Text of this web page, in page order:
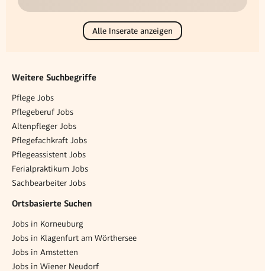
Alle Inserate anzeigen
Weitere Suchbegriffe
Pflege Jobs
Pflegeberuf Jobs
Altenpfleger Jobs
Pflegefachkraft Jobs
Pflegeassistent Jobs
Ferialpraktikum Jobs
Sachbearbeiter Jobs
Ortsbasierte Suchen
Jobs in Korneuburg
Jobs in Klagenfurt am Wörthersee
Jobs in Amstetten
Jobs in Wiener Neudorf